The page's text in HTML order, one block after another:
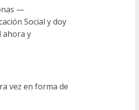
—
Social y doy
ahora y
vez en forma de